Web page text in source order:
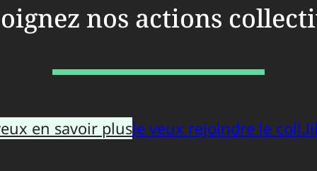
nos actions
en savoir plusJe veux rejoindre le